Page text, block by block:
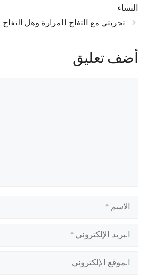
النساء
تجربتي مع التفاح للمرارة وهل التفاح
أضف تعليق
الاسم
البريد
الإلكتروني
الموقع
الإلكتروني